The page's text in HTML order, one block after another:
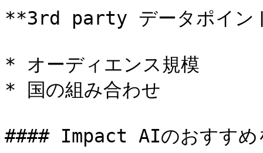
**3rd party データポイン
* オーディエンス規模
* 国の組み合わせ
#### Impact AIのおすすめ